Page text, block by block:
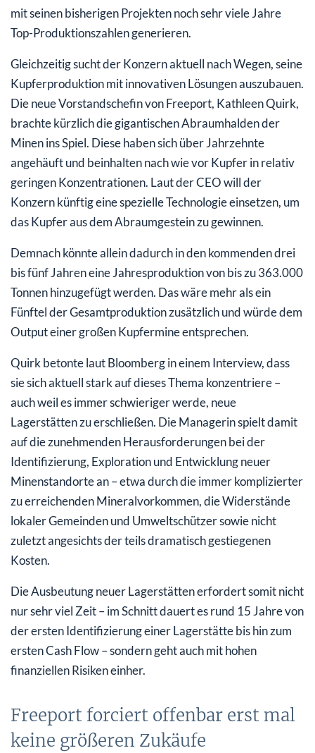
mit seinen bisherigen Projekten noch sehr viele Jahre
Top-Produktionszahlen generieren.
Gleichzeitig sucht der Konzern aktuell nach Wegen, seine
Kupferproduktion mit innovativen Lösungen auszubauen.
Die neue Vorstandschefin von Freeport, Kathleen Quirk,
brachte kürzlich die gigantischen Abraumhalden der
Minen ins Spiel. Diese haben sich über Jahrzehnte
angehäuft und beinhalten nach wie vor Kupfer in relativ
geringen Konzentrationen. Laut der CEO will der
Konzern künftig eine spezielle Technologie einsetzen, um
das Kupfer aus dem Abraumgestein zu gewinnen.
Demnach könnte allein dadurch in den kommenden drei
bis fünf Jahren eine Jahresproduktion von bis zu 363.000
Tonnen hinzugefügt werden. Das wäre mehr als ein
Fünftel der Gesamtproduktion zusätzlich und würde dem
Output einer großen Kupfermine entsprechen.
Quirk betonte laut Bloomberg in einem Interview, dass
sie sich aktuell stark auf dieses Thema konzentriere –
auch weil es immer schwieriger werde, neue
Lagerstätten zu erschließen. Die Managerin spielt damit
auf die zunehmenden Herausforderungen bei der
Identifizierung, Exploration und Entwicklung neuer
Minenstandorte an – etwa durch die immer komplizierter
zu erreichenden Mineralvorkommen, die Widerstände
lokaler Gemeinden und Umweltschützer sowie nicht
zuletzt angesichts der teils dramatisch gestiegenen
Kosten.
Die Ausbeutung neuer Lagerstätten erfordert somit nicht
nur sehr viel Zeit – im Schnitt dauert es rund 15 Jahre von
der ersten Identifizierung einer Lagerstätte bis hin zum
ersten Cash Flow – sondern geht auch mit hohen
finanziellen Risiken einher.
Freeport forciert offenbar erst mal
keine größeren Zukäufe